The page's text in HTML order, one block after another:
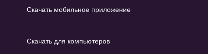
Скачать мобильное приложение
Скачать для компьютеров